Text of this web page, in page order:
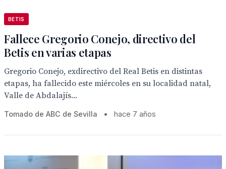
BETIS
Fallece Gregorio Conejo, directivo del
Betis en varias etapas
Gregorio Conejo, exdirectivo del Real Betis en distintas
etapas, ha fallecido este miércoles en su localidad natal,
Valle de Abdalajís...
Tomado de ABC de Sevilla • hace 7 años